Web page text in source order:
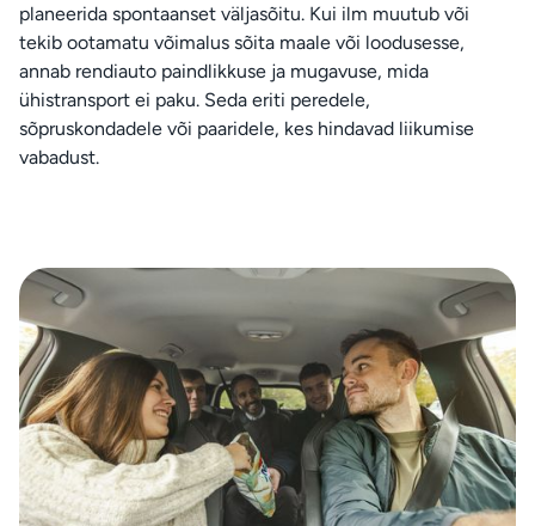
planeerida spontaanset väljasõitu. Kui ilm muutub või
tekib ootamatu võimalus sõita maale või loodusesse,
annab rendiauto paindlikkuse ja mugavuse, mida
ühistransport ei paku. Seda eriti peredele,
sõpruskondadele või paaridele, kes hindavad liikumise
vabadust.